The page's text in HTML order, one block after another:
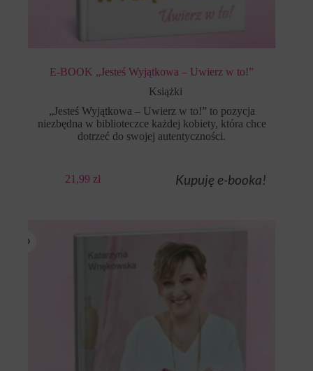
E-BOOK „Jesteś Wyjątkowa – Uwierz w to!”
Książki
„Jesteś Wyjątkowa – Uwierz w to!” to pozycja
niezbędna w biblioteczce każdej kobiety, która chce
dotrzeć do swojej autentyczności.
21,99 zł Kupuję e-booka!